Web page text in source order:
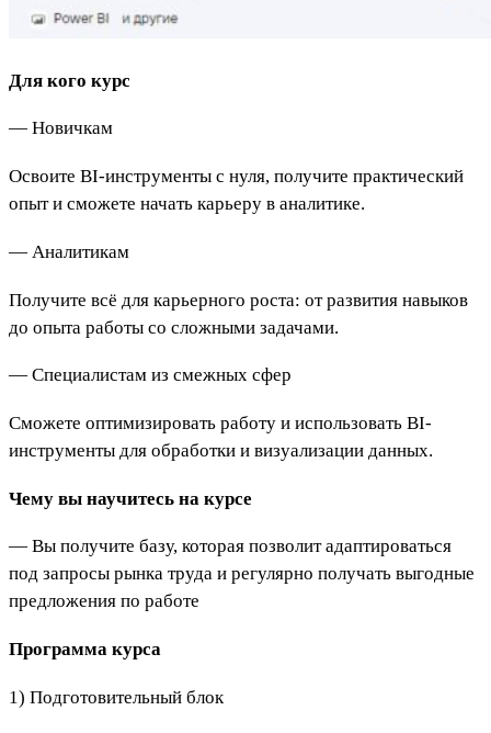
Для кого курс
— Новичкам
Освоите BI-инструменты с нуля, получите практический
опыт и сможете начать карьеру в аналитике.
— Аналитикам
Получите всё для карьерного роста: от развития навыков
до опыта работы со сложными задачами.
— Специалистам из смежных сфер
Сможете оптимизировать работу и использовать BI-
инструменты для обработки и визуализации данных.
Чему вы научитесь на курсе
— Вы получите базу, которая позволит адаптироваться
под запросы рынка труда и регулярно получать выгодные
предложения по работе
Программа курса
1) Подготовительный блок